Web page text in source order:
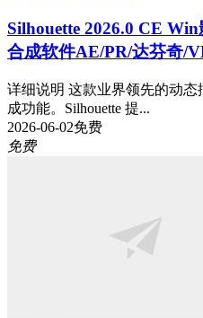
Silhouette 2026.0 CE
合成软件AE/PR/达芬奇/
详细说明 这款业界领先的动
成功能。Silhouette 提...
2026-06-02免费
免费